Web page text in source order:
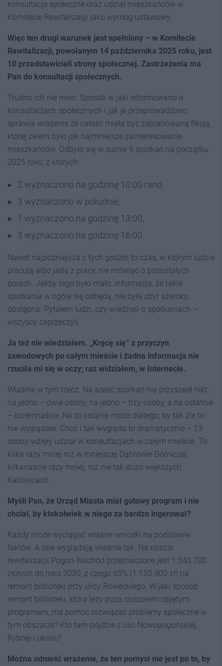
konsultacje społeczne oraz udział mieszkańców w
Komitecie Rewitalizacji jako wymóg ustawowy.
Więc ten drugi warunek jest spełniony – w Komitecie
Rewitalizacji, powołanym 14 października 2025 roku, jest
10 przedstawicieli strony społecznej. Zastrzeżenia ma
Pan do konsultacji społecznych.
Trudno ich nie mieć. Sposób w jaki informowano o
konsultacjach społecznych i jak je przeprowadzono,
sprawia wrażenie że całość miała być zaplanowaną fikcją,
której celem było jak najmniejsze zainteresowanie
mieszkańców. Odbyło się w sumie 9 spotkań na początku
2025 roku, z których:
2 wyznaczono na godzinę 10:00 rano,
3 wyznaczono w południe,
1 wyznaczono na godzinę 13:00,
3 wyznaczono na godzinę 16:00.
Nawet najpóźniejsza z tych godzin to czas, w którym ludzie
pracują albo jadą z pracy, nie mówiąc o pozostałych
porach. Jakby tego było mało, informacja, że takie
spotkania w ogóle się odbędą, nie była zbyt szeroko
dostępna. Pytałem ludzi, czy wiedzieli o spotkaniach –
wszyscy zaprzeczyli.
Ja też nie wiedziałem. „Kręcę się” z przyczyn
zawodowych po całym mieście i żadna informacja nie
rzuciła mi się w oczy; raz widziałem, w Internecie.
Właśnie w tym rzecz. Na sześć spotkań nie przyszedł nikt,
na jedno – dwie osoby, na jedno – trzy osoby, a na ostatnie
– osiemnaście. Na to ostanie może dlatego, by tak źle to
nie wyglądało. Choć i tak wygląda to dramatycznie – 23
osoby wzięły udział w konsultacjach w całym mieście. To
kilka razy mniej niż w mniejszej Dąbrowie Górniczej,
kilkanaście razy mniej, niż nie tak dużo większych
Katowicach.
Myśli Pan, że Urząd Miasta miał gotowy program i nie
chciał, by ktokolwiek w niego za bardzo ingerował?
Każdy może wyciągać własne wnioski na podstawie
faktów. A one wyglądają właśnie tak. Na obszar
rewitalizacji Pogoń-Wschód przeznaczone jest 1.343.700
złotych do roku 2030, z czego 85% (1.150.900 zł) na
remont biblioteki przy ulicy Roweckiego. W jaki sposób
remont biblioteki, która leży poza obszarem objętym
programem, ma pomóc rozwiązać problemy społeczne w
tym obszarze? Kto tam pójdzie z ulic Nowopogońskiej,
Rybnej i okolic?
Można odnieść wrażenie, że ten pomysł nie jest po to, by